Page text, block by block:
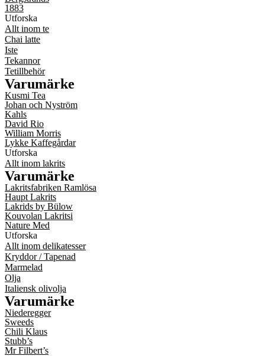
1883
Utforska
Allt inom te
Chai latte
Iste
Tekannor
Tetillbehör
Varumärke
Kusmi Tea
Johan och Nyström
Kahls
David Rio
William Morris
Lykke Kaffegårdar
Utforska
Allt inom lakrits
Varumärke
Lakritsfabriken Ramlösa
Haupt Lakrits
Lakrids by Bülow
Kouvolan Lakritsi
Nature Med
Utforska
Allt inom delikatesser
Kryddor / Tapenad
Marmelad
Olja
Italiensk olivolja
Varumärke
Niederegger
Sweeds
Chili Klaus
Stubb’s
Mr Filbert’s